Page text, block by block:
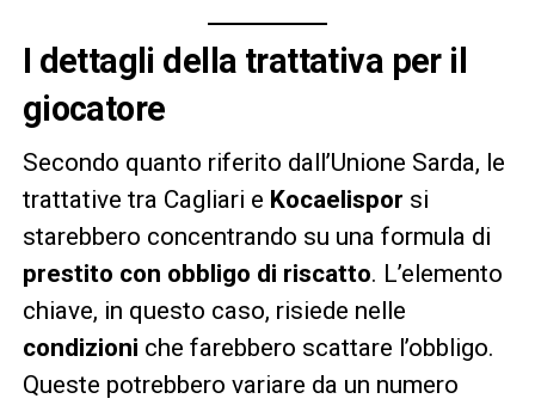
I dettagli della trattativa per il
giocatore
Secondo quanto riferito dall’Unione Sarda, le
trattative tra Cagliari e Kocaelispor si
starebbero concentrando su una formula di
prestito con obbligo di riscatto. L’elemento
chiave, in questo caso, risiede nelle
condizioni che farebbero scattare l’obbligo.
Queste potrebbero variare da un numero